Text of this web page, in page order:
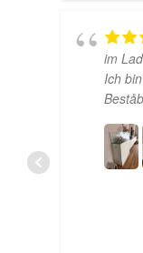
im
Ich